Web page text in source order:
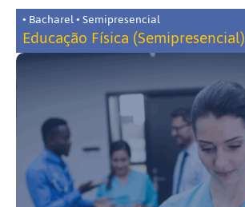
• Bacharel • Semipresencial
Educação Física (Semipresencial)